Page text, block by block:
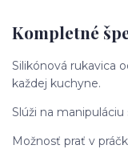
Kompletné
Silikónová rukavica
každej kuchyne.
Slúži na
Možnosť prať v